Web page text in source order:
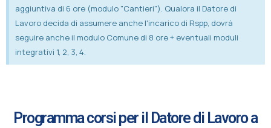
aggiuntiva di 6 ore (modulo "Cantieri"). Qualora il Datore di
Lavoro decida di assumere anche l'incarico di Rspp, dovrà
seguire anche il modulo Comune di 8 ore + eventuali moduli
integrativi 1, 2, 3, 4.
Programma corsi per il Datore di Lavoro a